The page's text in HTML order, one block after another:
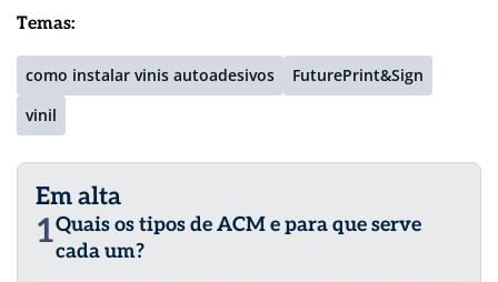
Temas:
como instalar vinis autoadesivos
FuturePrint&Sign
vinil
Em alta
1Quais os tipos de ACM e para que serve
cada um?